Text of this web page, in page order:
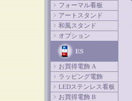
フォーマル看板
アートスタンド
和風スタンド
オプション
お買得電飾 A
ラッピング電飾
LEDステンレス看板
お買得電飾 B